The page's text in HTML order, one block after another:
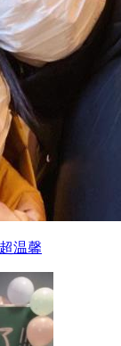
温馨